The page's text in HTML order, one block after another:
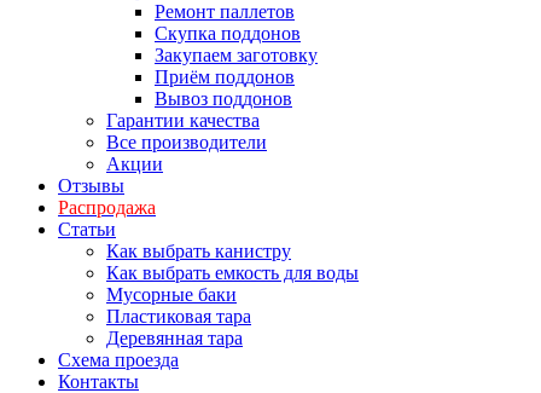
Ремонт паллетов
Скупка поддонов
Закупаем заготовку
Приём поддонов
Вывоз поддонов
Гарантии качества
Все производители
Акции
Отзывы
Распродажа
Статьи
Как выбрать канистру
Как выбрать емкость для воды
Мусорные баки
Пластиковая тара
Деревянная тара
Схема проезда
Контакты